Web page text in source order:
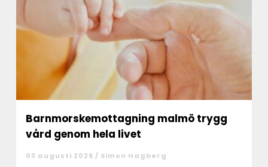
Barnmorskemottagning malmö trygg
vård genom hela livet
03 augusti 2026 / Simon Hagberg